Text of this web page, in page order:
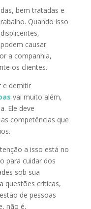
bem tratadas e
Quando isso
causar
a companhia,
os clientes.
e demitir
vai muito além,
Ele deve
competências que
a isso está no
para cuidar dos
sob sua
questões críticas,
de pessoas
não é.